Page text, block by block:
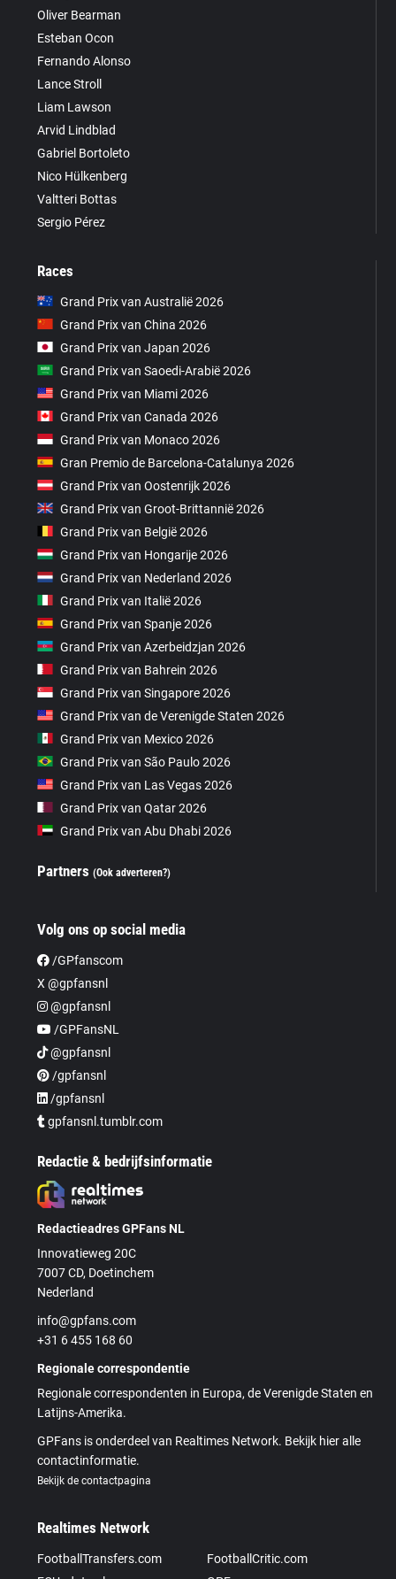
Oliver Bearman
Esteban Ocon
Fernando Alonso
Lance Stroll
Liam Lawson
Arvid Lindblad
Gabriel Bortoleto
Nico Hülkenberg
Valtteri Bottas
Sergio Pérez
Races
Grand Prix van Australië 2026
Grand Prix van China 2026
Grand Prix van Japan 2026
Grand Prix van Saoedi-Arabië 2026
Grand Prix van Miami 2026
Grand Prix van Canada 2026
Grand Prix van Monaco 2026
Gran Premio de Barcelona-Catalunya 2026
Grand Prix van Oostenrijk 2026
Grand Prix van Groot-Brittannië 2026
Grand Prix van België 2026
Grand Prix van Hongarije 2026
Grand Prix van Nederland 2026
Grand Prix van Italië 2026
Grand Prix van Spanje 2026
Grand Prix van Azerbeidzjan 2026
Grand Prix van Bahrein 2026
Grand Prix van Singapore 2026
Grand Prix van de Verenigde Staten 2026
Grand Prix van Mexico 2026
Grand Prix van São Paulo 2026
Grand Prix van Las Vegas 2026
Grand Prix van Qatar 2026
Grand Prix van Abu Dhabi 2026
Partners(Ook adverteren?)
Volg ons op social media
/GPfanscom
X @gpfansnl
@gpfansnl
/GPFansNL
@gpfansnl
/gpfansnl
/gpfansnl
gpfansnl.tumblr.com
Redactie & bedrijfsinformatie
Redactieadres GPFans NL
Innovatieweg 20C
7007 CD, Doetinchem
Nederland
info@gpfans.com
+31 6 455 168 60
Regionale correspondentie
Regionale correspondenten in Europa, de Verenigde Staten en
Latijns-Amerika.
GPFans is onderdeel van Realtimes Network. Bekijk hier alle
contactinformatie.
Bekijk de contactpagina
Realtimes Network
FootballTransfers.com
FootballCritic.com